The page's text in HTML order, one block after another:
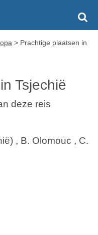
> Prachtige plaatsen in
Tsjechië
, B. Olomouc , C.